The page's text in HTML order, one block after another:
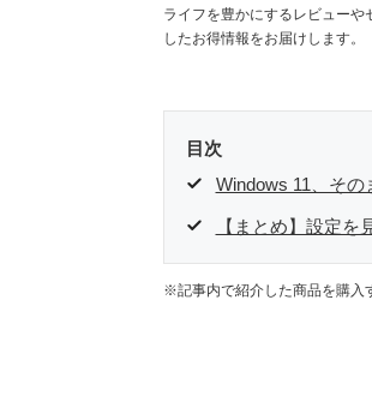
ライフを豊かにするレビュー
したお得情報をお届けします。
目次
Windows 11、その
【まとめ】設定を
※記事内で紹介した商品を購入